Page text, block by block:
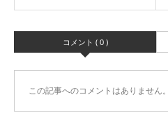
コメント ( 0 )
この記事へのコメントはありません。